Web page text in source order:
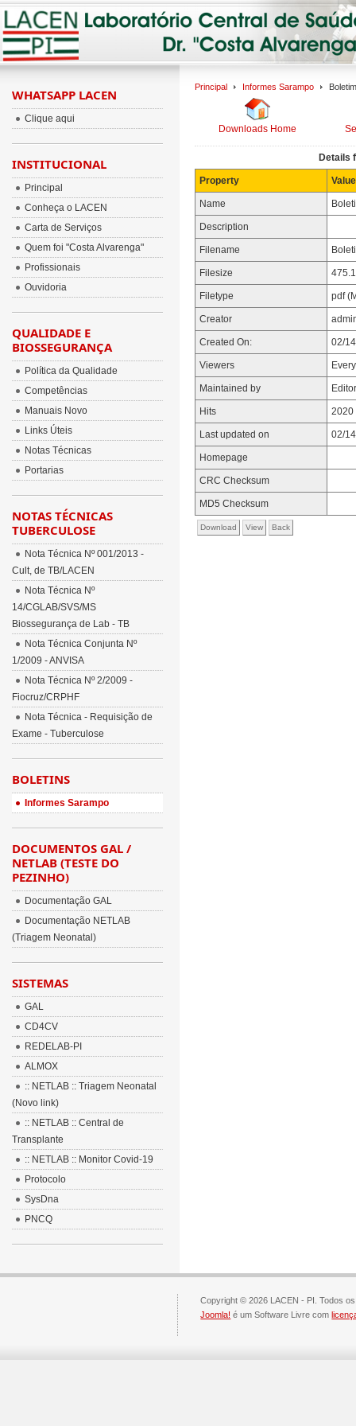
Principal Informes Sarampo
Downloads Home
Details
Property Value
Name
Description
Filename
Filesize
Filetype pdf
Creator
Created On: 02/
Viewers
Maintained by Editor
Hits 2020
Last updated on 02/
Homepage
CRC Checksum
MD5 Checksum
Download View Back
WHATSAPP LACEN
Clique aqui
INSTITUCIONAL
Principal
Conheça o LACEN
Carta de Serviços
Quem foi "Costa Alvarenga"
Profissionais
Ouvidoria
QUALIDADE E
BIOSSEGURANÇA
Política da Qualidade
Competências
Manuais Novo
Links Úteis
Notas Técnicas
Portarias
NOTAS TÉCNICAS
TUBERCULOSE
Nota Técnica Nº 001/2013 -
Cult, de TB/LACEN
Nota Técnica Nº
14/CGLAB/SVS/MS
Biossegurança de Lab - TB
Nota Técnica Conjunta Nº
1/2009 - ANVISA
Nota Técnica Nº 2/2009 -
Fiocruz/CRPHF
Nota Técnica - Requisição de
Exame - Tuberculose
BOLETINS
Informes Sarampo
DOCUMENTOS GAL /
NETLAB (TESTE DO
PEZINHO)
Documentação GAL
Documentação NETLAB
(Triagem Neonatal)
SISTEMAS
GAL
CD4CV
REDELAB-PI
ALMOX
:: NETLAB :: Triagem Neonatal
(Novo link)
:: NETLAB :: Central de
Transplante
:: NETLAB :: Monitor Covid-19
Protocolo
SysDna
PNCQ
Copyright © 2026 LACEN - PI. Todos
Joomla! é um Software Livre com